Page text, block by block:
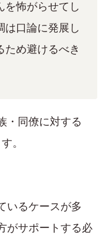
を怖がらせてし
は口論に発展し
ため避けるべき
・同僚に対する
。
いるケースが多
がサポートする必